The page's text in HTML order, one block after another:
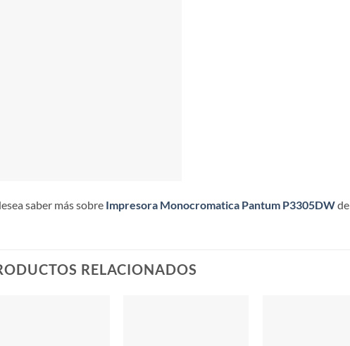
saber más sobre Impresora Monocromatica Pantum P3305DWde
RELACIONADOS